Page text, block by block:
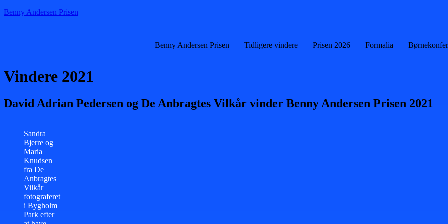
Benny Andersen Prisen
Benny Andersen Prisen Tidligere vindere Prisen 2026 Formalia
Vindere 2021
David Adrian Pedersen og De Anbragtes Vilkår vinder Benny Andersen Prisen 2021
Sandra
Bjerre og
Maria
Knudsen
fra De
Anbragtes
Vilkår
fotograferet
i Bygholm
Park efter